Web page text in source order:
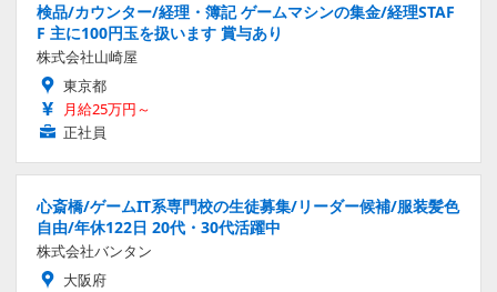
検品/カウンター/経理・簿記 ゲームマシンの集金/経理STAF
F 主に100円玉を扱います 賞与あり
株式会社山崎屋
東京都
月給25万円～
正社員
心斎橋/ゲームIT系専門校の生徒募集/リーダー候補/服装髪色
自由/年休122日 20代・30代活躍中
株式会社バンタン
大阪府